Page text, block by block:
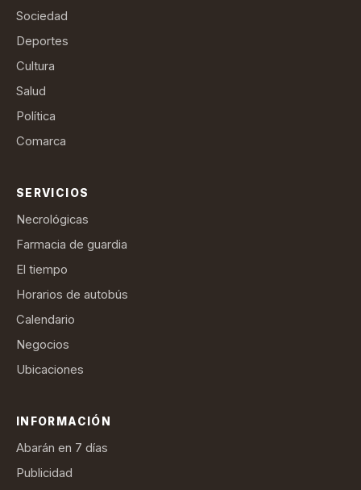
Sociedad
Deportes
Cultura
Salud
Política
Comarca
SERVICIOS
Necrológicas
Farmacia de guardia
El tiempo
Horarios de autobús
Calendario
Negocios
Ubicaciones
INFORMACIÓN
Abarán en 7 días
Publicidad